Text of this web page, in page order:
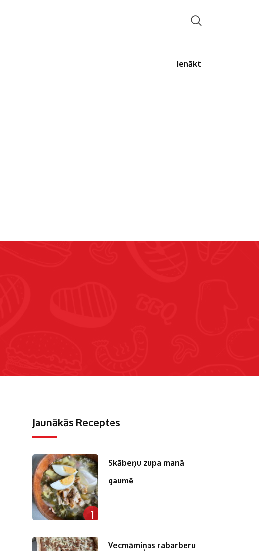
Ienākt
Jaunākās Receptes
1
Skābeņu zupa manā
gaumē
Vecmāmiņas rabarberu